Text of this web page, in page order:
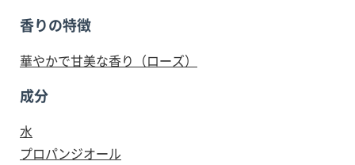
香りの特徴
華やかで甘美な香り（ローズ）
成分
水
プロパンジオール